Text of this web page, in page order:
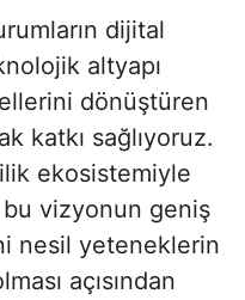
dijital
altyapı
dönüştüren
katkı sağlıyoruz.
ekosistemiyle
vizyonun geniş
nesil yeteneklerin
açısından